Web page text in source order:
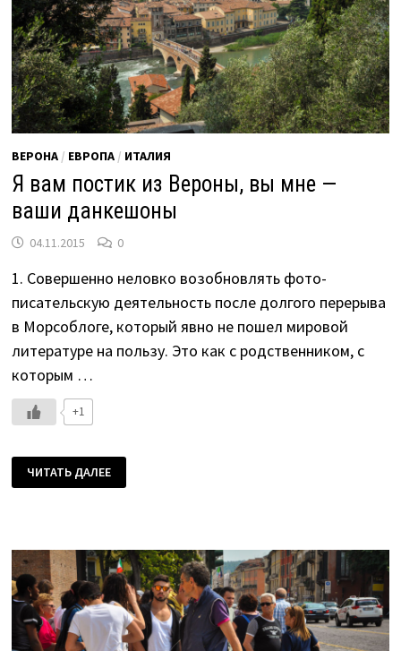
ВЕРОНА / ЕВРОПА / ИТАЛИЯ
Я вам постик из Вероны, вы мне —
ваши данкешоны
04.11.2015 0
1. Совершенно неловко возобновлять фото-
писательскую деятельность после долгого перерыва
в Морсоблоге, который явно не пошел мировой
литературе на пользу. Это как с родственником, с
которым …
+1
ВАМ
ПОСТИК
—
ВАШИ
ДАНКЕШОНЫ
ЧИТАТЬ ДАЛЕЕ